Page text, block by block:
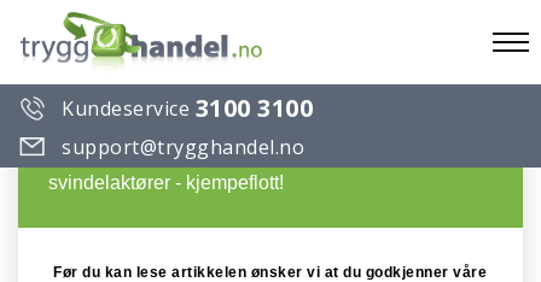
Kundeservice 3100 3100
support@trygghandel.no
Svarteliste over useriøse selskaper og
svindelaktører - kjempeflott!
Før du kan lese artikkelen ønsker vi at du godkjenner våre